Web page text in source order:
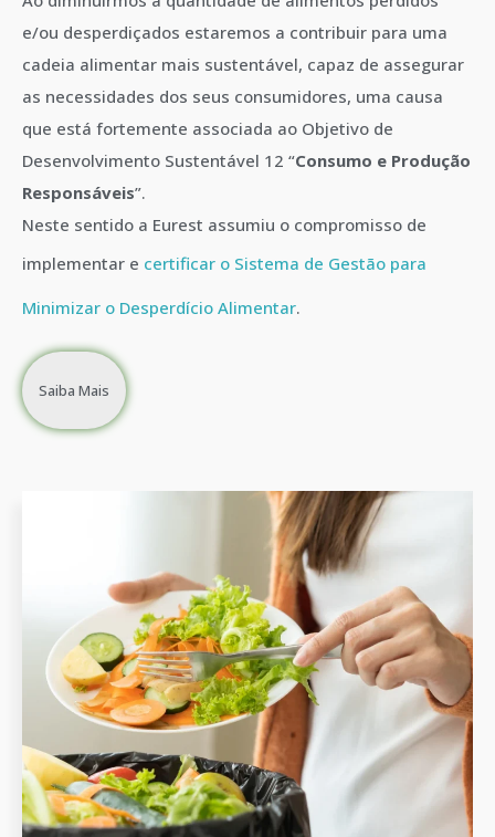
e/ou desperdiçados estaremos a contribuir para uma
cadeia alimentar mais sustentável, capaz de assegurar
as necessidades dos seus consumidores, uma causa
que está fortemente associada ao Objetivo de
Desenvolvimento Sustentável 12 “Consumo e Produção
Responsáveis”.
Neste sentido a Eurest assumiu o compromisso de
implementar e certificar o Sistema de Gestão para
Minimizar o Desperdício Alimentar.
Saiba Mais